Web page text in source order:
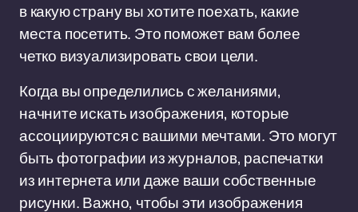
в какую страну вы хотите поехать, какие
места посетить. Это поможет вам более
четко визуализировать свои цели.
Когда вы определились с желаниями,
начните искать изображения, которые
ассоциируются с вашими мечтами. Это могут
быть фотографии из журналов, распечатки
из интернета или даже ваши собственные
рисунки. Важно, чтобы эти изображения